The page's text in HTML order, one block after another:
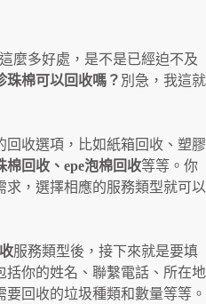
這麼多好處，是不是已經迫不及
珠棉可以回收嗎？ 別急，我這就
回收選項，比如紙箱回收、塑膠
棉回收、 epe泡棉回收等等。你
求，選擇相應的服務類型就可以
服務類型後，接下來就是要填
括你的姓名、聯繫電話、所在地
要回收的垃圾種類和數量等等。